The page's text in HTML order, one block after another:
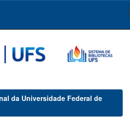
da Universidade Federal de